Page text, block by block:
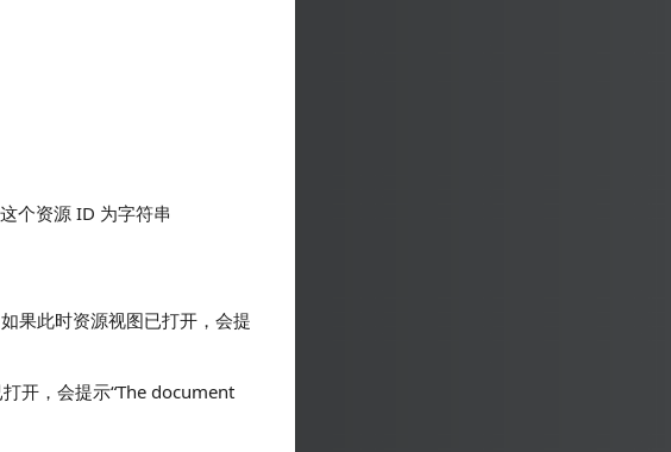
个资源 ID 为字符串
果此时资源视图已打开，会提
开，会提示“The document